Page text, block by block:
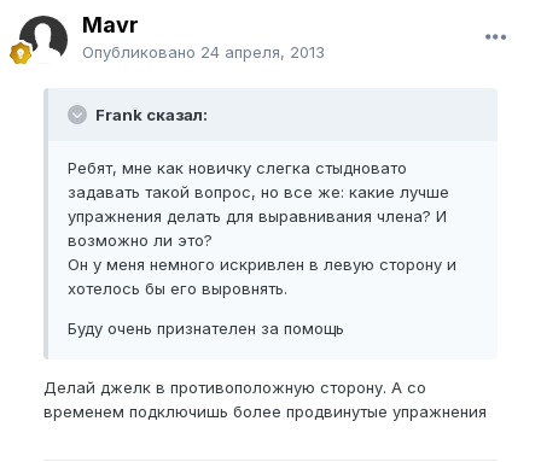
Mavr
Опубликовано 24 апреля, 2013
Frank сказал:
Ребят, мне как новичку слегка стыдновато
задавать такой вопрос, но все же: какие лучше
упражнения делать для выравнивания члена? И
возможно ли это?
Он у меня немного искривлен в левую сторону и
хотелось бы его выровнять.
Буду очень признателен за помощь
Делай джелк в противоположную сторону. А со
временем подключишь более продвинутые упражнения